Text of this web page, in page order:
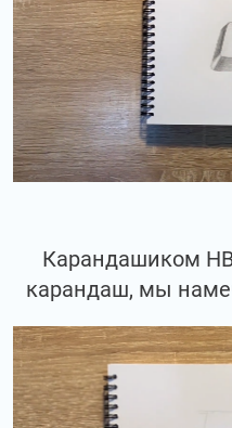
Карандашиком НВ
карандаш, мы